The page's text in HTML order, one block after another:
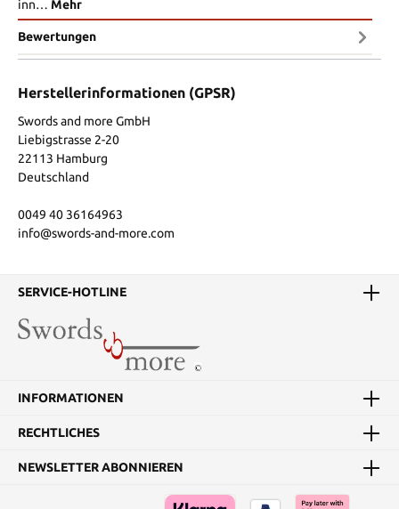
inn… Mehr
Bewertungen
Herstellerinformationen (GPSR)
Swords and more GmbH
Liebigstrasse 2-20
22113 Hamburg
Deutschland
0049 40 36164963
info@swords-and-more.com
SERVICE-HOTLINE
INFORMATIONEN
RECHTLICHES
NEWSLETTER ABONNIEREN